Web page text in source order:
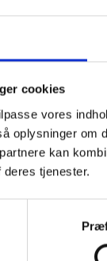
cookies
vores
oplysninger om
kan
tjenester.
om, at
kunne stille
at den (efter
skal indebære,
tilbuddet